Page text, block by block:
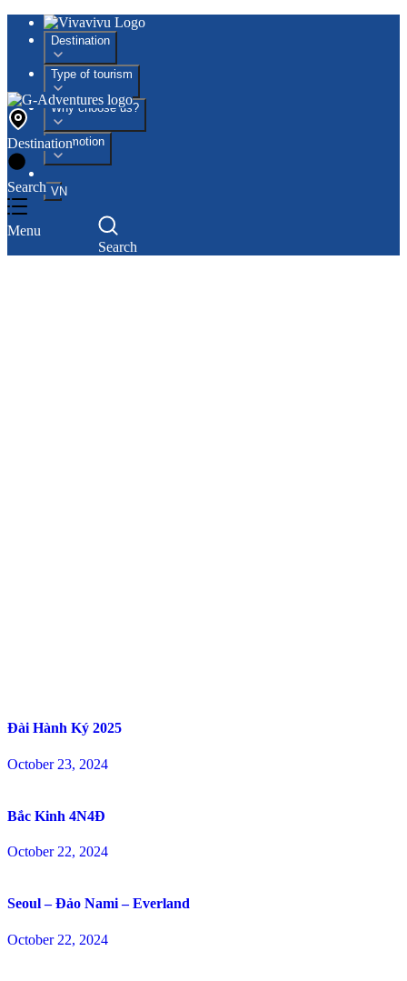
Destination
Type of tourism
Why choose us?
Promotion
VN
Search
Destination
Search
Menu
Đài Hành Ký 2025
October 23, 2024
Bắc Kinh 4N4Đ
October 22, 2024
Seoul – Đảo Nami – Everland
October 22, 2024